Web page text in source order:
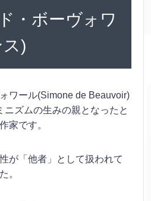
・ボーヴォワ
)
ワール(Simone de Beauvoir)
ニズムの生みの親となったと
家です。
が「他者」として扱われて
。